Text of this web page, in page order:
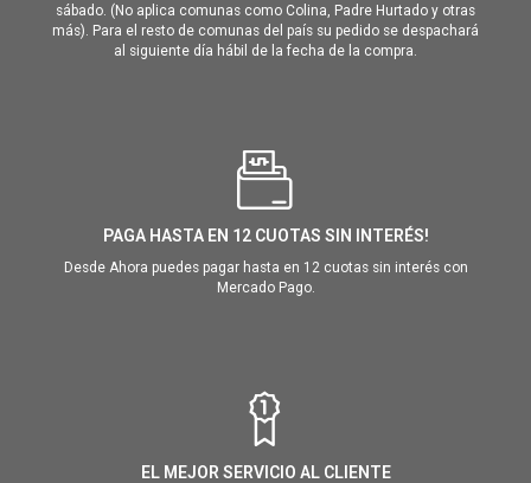
sábado. (No aplica comunas como Colina, Padre Hurtado y otras
más). Para el resto de comunas del país su pedido se despachará
al siguiente día hábil de la fecha de la compra.
PAGA HASTA EN 12 CUOTAS SIN INTERÉS!
Desde Ahora puedes pagar hasta en 12 cuotas sin interés con
Mercado Pago.
EL MEJOR SERVICIO AL CLIENTE